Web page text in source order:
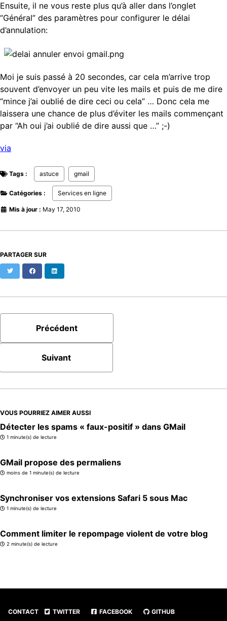
Ensuite, il ne vous reste plus qu’à aller dans l’onglet
“Général” des paramètres pour configurer le délai
d’annulation:
Moi je suis passé à 20 secondes, car cela m’arrive trop
souvent d’envoyer un peu vite les mails et puis de me dire
“mince j’ai oublié de dire ceci ou cela” … Donc cela me
laissera une chance de plus d’éviter les mails commençant
par “Ah oui j’ai oublié de dire aussi que …” ;-)
via
Tags : astuce gmail
Catégories : Services en ligne
Mis à jour : May 17, 2010
PARTAGER SUR
Twitter Facebook
Précédent
Suivant
VOUS POURRIEZ AIMER AUSSI
Détecter les spams « faux-positif » dans GMail
1 minute(s) de lecture
GMail propose des permaliens
moins de 1 minute(s) de lecture
Synchroniser vos extensions Safari 5 sous Mac
1 minute(s) de lecture
Comment limiter le repompage violent de votre blog
2 minute(s) de lecture
CONTACT TWITTER FACEBOOK GITHUB